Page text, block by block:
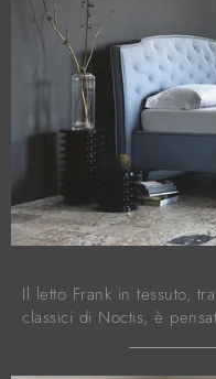
Il letto Frank in tessuto,
classici di Noctis, è